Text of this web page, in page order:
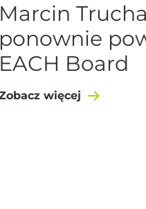
Marcin
ponownie
EACH Board
więcej